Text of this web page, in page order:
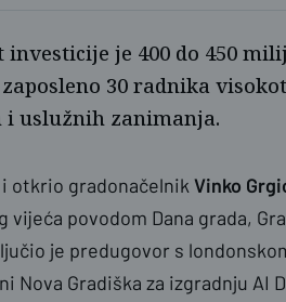
je 400 do 450
30 radnika
uslužnih zanimanja.
i otkrio gradonačelnik Vinko
vijeća povodom Dana grada,
je predugovor s
Nova Gradiška za izgradnju AI